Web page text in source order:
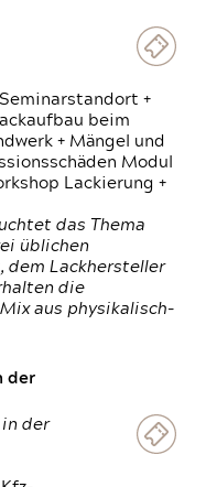
+
beim
+ Mängel und
Modul
Lackierung +
das Thema
üblichen
dem Lackhersteller
die
aus physikalisch-
der
der